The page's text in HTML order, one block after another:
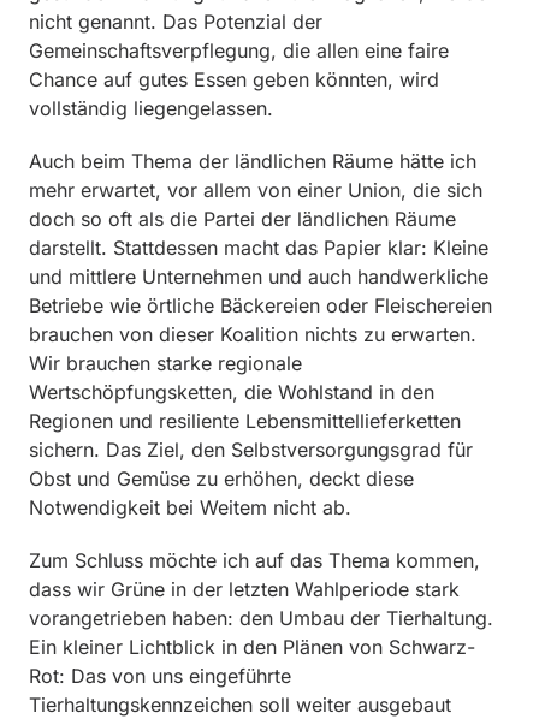
nicht genannt. Das Potenzial der
Gemeinschaftsverpflegung, die allen eine faire
Chance auf gutes Essen geben könnten, wird
vollständig liegengelassen.
Auch beim Thema der ländlichen Räume hätte ich
mehr erwartet, vor allem von einer Union, die sich
doch so oft als die Partei der ländlichen Räume
darstellt. Stattdessen macht das Papier klar: Kleine
und mittlere Unternehmen und auch handwerkliche
Betriebe wie örtliche Bäckereien oder Fleischereien
brauchen von dieser Koalition nichts zu erwarten.
Wir brauchen starke regionale
Wertschöpfungsketten, die Wohlstand in den
Regionen und resiliente Lebensmittellieferketten
sichern. Das Ziel, den Selbstversorgungsgrad für
Obst und Gemüse zu erhöhen, deckt diese
Notwendigkeit bei Weitem nicht ab.
Zum Schluss möchte ich auf das Thema kommen,
dass wir Grüne in der letzten Wahlperiode stark
vorangetrieben haben: den Umbau der Tierhaltung.
Ein kleiner Lichtblick in den Plänen von Schwarz-
Rot: Das von uns eingeführte
Tierhaltungskennzeichen soll weiter ausgebaut